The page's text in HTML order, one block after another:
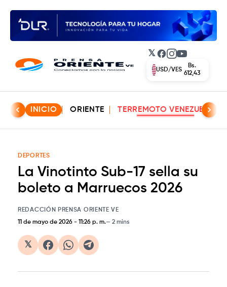
𝕏 Facebook
Instagram
YouTube
USD/VES
Bs.
612,43
INICIO ORIENTE TERREMOTO VENEZUELA
DEPORTES
La Vinotinto Sub-17 sella su
boleto a Marruecos 2026
REDACCIÓN PRENSA ORIENTE VE
11 de mayo de 2026 - 11:26 p. m. 2 mins
𝕏